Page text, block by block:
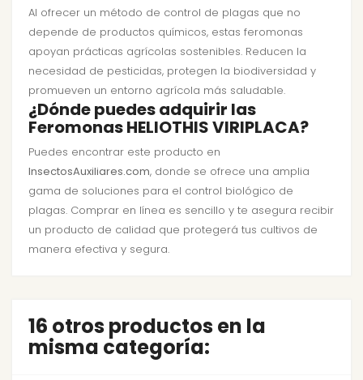
Al ofrecer un método de control de plagas que no
depende de productos químicos, estas feromonas
apoyan prácticas agrícolas sostenibles. Reducen la
necesidad de pesticidas, protegen la biodiversidad y
promueven un entorno agrícola más saludable.
¿Dónde puedes adquirir las
Feromonas HELIOTHIS VIRIPLACA?
Puedes encontrar este producto en
InsectosAuxiliares.com, donde se ofrece una amplia
gama de soluciones para el control biológico de
plagas. Comprar en línea es sencillo y te asegura recibir
un producto de calidad que protegerá tus cultivos de
manera efectiva y segura.
16 otros productos en la
misma categoría: